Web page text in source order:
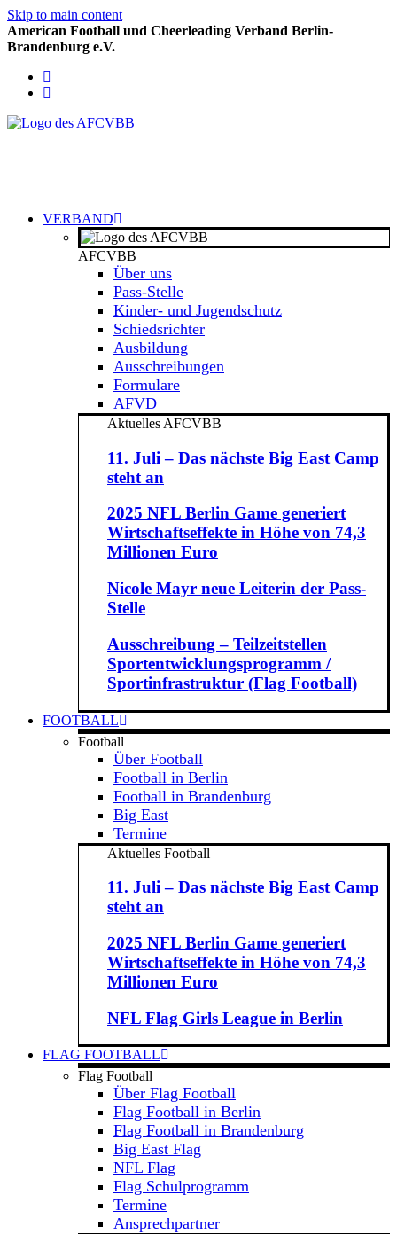
Skip to main content
American Football und Cheerleading Verband Berlin-
Brandenburg e.V.
VERBAND
AFCVBB
Über uns
Pass-Stelle
Kinder- und Jugendschutz
Schiedsrichter
Ausbildung
Ausschreibungen
Formulare
AFVD
Aktuelles AFCVBB
11. Juli – Das nächste Big East Camp
steht an
2025 NFL Berlin Game generiert
Wirtschaftseffekte in Höhe von 74,3
Millionen Euro
Nicole Mayr neue Leiterin der Pass-
Stelle
Ausschreibung – Teilzeitstellen
Sportentwicklungsprogramm /
Sportinfrastruktur (Flag Football)
FOOTBALL
Football
Über Football
Football in Berlin
Football in Brandenburg
Big East
Termine
Aktuelles Football
11. Juli – Das nächste Big East Camp
steht an
2025 NFL Berlin Game generiert
Wirtschaftseffekte in Höhe von 74,3
Millionen Euro
NFL Flag Girls League in Berlin
FLAG FOOTBALL
Flag Football
Über Flag Football
Flag Football in Berlin
Flag Football in Brandenburg
Big East Flag
NFL Flag
Flag Schulprogramm
Termine
Ansprechpartner